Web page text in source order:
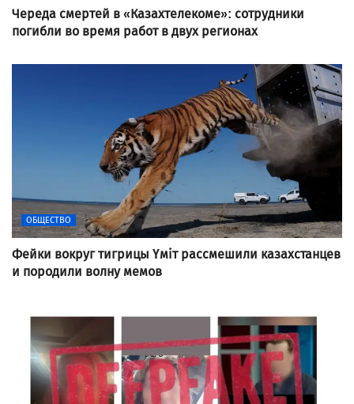
Череда смертей в «Казахтелекоме»: сотрудники
погибли во время работ в двух регионах
ОБЩЕСТВО
Фейки вокруг тигрицы Үміт рассмешили казахстанцев
и породили волну мемов